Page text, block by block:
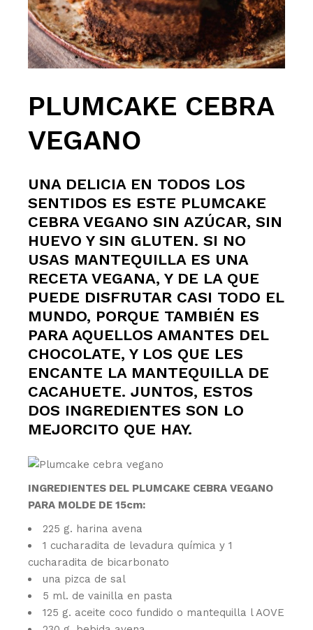
PLUMCAKE CEBRA
VEGANO
UNA DELICIA EN TODOS LOS
SENTIDOS ES ESTE PLUMCAKE
CEBRA VEGANO SIN AZÚCAR, SIN
HUEVO Y SIN GLUTEN. SI NO
USAS MANTEQUILLA ES UNA
RECETA VEGANA, Y DE LA QUE
PUEDE DISFRUTAR CASI TODO EL
MUNDO, PORQUE TAMBIÉN ES
PARA AQUELLOS AMANTES DEL
CHOCOLATE, Y LOS QUE LES
ENCANTE LA MANTEQUILLA DE
CACAHUETE. JUNTOS, ESTOS
DOS INGREDIENTES SON LO
MEJORCITO QUE HAY.
INGREDIENTES DEL PLUMCAKE CEBRA VEGANO
PARA MOLDE DE 15cm:
225 g. harina avena
1 cucharadita de levadura química y 1
cucharadita de bicarbonato
una pizca de sal
5 ml. de vainilla en pasta
125 g. aceite coco fundido o mantequilla l AOVE